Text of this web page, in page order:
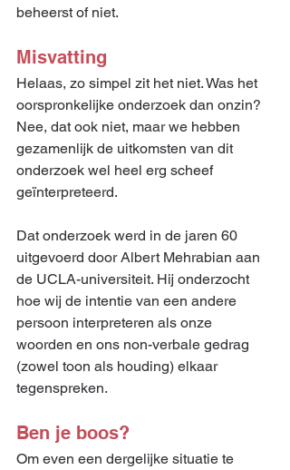
beheerst of niet.
Misvatting
Helaas, zo simpel zit het niet. Was het
oorspronkelijke onderzoek dan onzin?
Nee, dat ook niet, maar we hebben
gezamenlijk de uitkomsten van dit
onderzoek wel heel erg scheef
geïnterpreteerd.
Dat onderzoek werd in de jaren 60
uitgevoerd door Albert Mehrabian aan
de UCLA-universiteit. Hij onderzocht
hoe wij de intentie van een andere
persoon interpreteren als onze
woorden en ons non-verbale gedrag
(zowel toon als houding) elkaar
tegenspreken.
Ben je boos?
Om even een dergelijke situatie te